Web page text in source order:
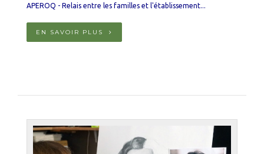
APEROQ - Relais entre les familles et l'établissement...
EN SAVOIR PLUS